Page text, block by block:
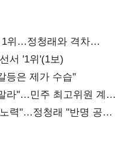
1위…정청래와 격차
서 '1위'(1보)
등은 제가 수습"
라"…민주 최고위원 계파
력"…정청래 "반명 공세